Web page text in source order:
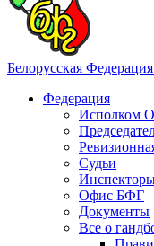
Белорусская
Федерация
Исполком
Судьи
Офис БФГ
Документы
Все о